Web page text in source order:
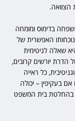
הצוואה.
בדימוס ומומחה
האפשרית של
שאלה לגיטימית
הדרת יורשים קרובים,
כל ראייה
בעקיפין – יכולה
בהחלטת בית המשפט